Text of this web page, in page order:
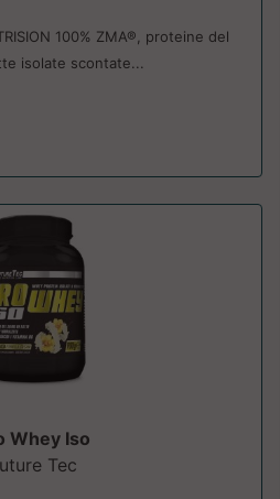
100% ZMA®, proteine del
isolate scontate...
Whey Iso
Tec